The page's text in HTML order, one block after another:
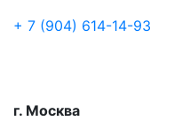
+ 7 (904) 614-14-93
г. Москва